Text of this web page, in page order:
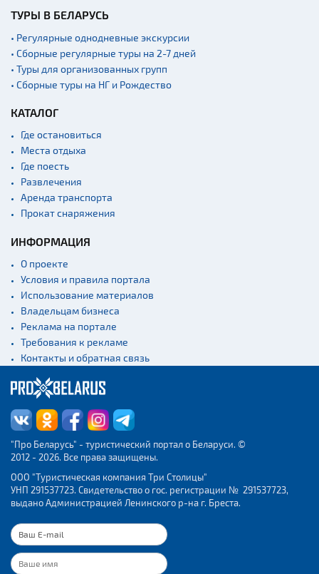
ТУРЫ В БЕЛАРУСЬ
• Регулярные однодневные экскурсии
• Сборные регулярные туры на 2-7 дней
• Туры для организованных групп
• Сборные туры на НГ и Рождество
КАТАЛОГ
Где остановиться
Места отдыха
Где поесть
Развлечения
Аренда транспорта
Прокат снаряжения
ИНФОРМАЦИЯ
О проекте
Условия и правила портала
Использование материалов
Владельцам бизнеса
Реклама на портале
Требования к рекламе
Контакты и обратная связь
"Про Беларусь" - туристический портал о Беларуси. ©
2012 - 2026. Все права защищены.
ООО "Туристическая компания Три Столицы"
УНП 291537723. Свидетельство о гос. регистрации № 291537723,
выдано Администрацией Ленинского р-на г. Бреста.